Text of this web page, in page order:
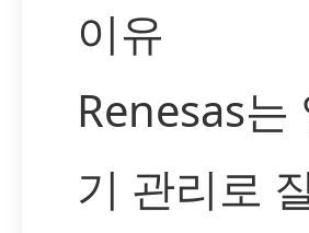
이유
Renesas는
기 관리로